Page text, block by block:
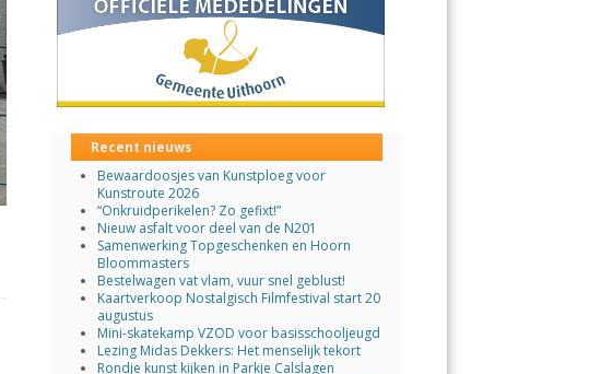
Recent nieuws
Bewaardoosjes van Kunstploeg voor
Kunstroute 2026
“Onkruidperikelen? Zo gefixt!”
Nieuw asfalt voor deel van de N201
Samenwerking Topgeschenken en Hoorn
Bloommasters
Bestelwagen vat vlam, vuur snel geblust!
Kaartverkoop Nostalgisch Filmfestival start 20
augustus
Mini-skatekamp VZOD voor basisschooljeugd
Lezing Midas Dekkers: Het menselijk tekort
Rondje kunst kijken in Parkje Calslagen